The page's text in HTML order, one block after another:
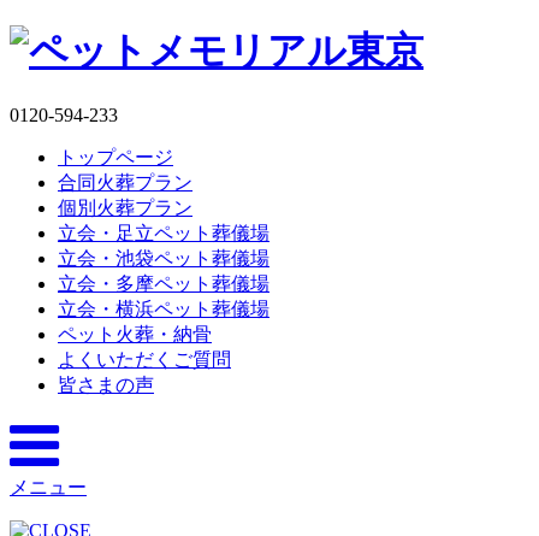
0120-594-233
トップページ
合同火葬プラン
個別火葬プラン
立会・足立ペット葬儀場
立会・池袋ペット葬儀場
立会・多摩ペット葬儀場
立会・横浜ペット葬儀場
ペット火葬・納骨
よくいただくご質問
皆さまの声
メニュー